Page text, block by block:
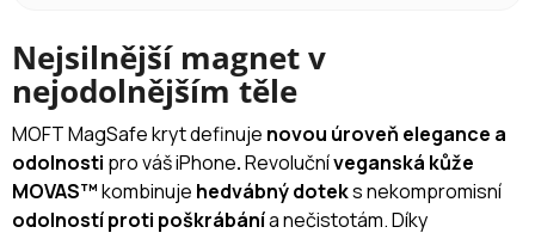
Nejsilnější magnet v
nejodolnějším těle
MOFT MagSafe kryt definuje novou úroveň elegance a
odolnosti pro váš iPhone.Revolučníveganská kůže
MOVAS™kombinuje hedvábný doteks nekompromisní
odolností proti poškrábánía nečistotám. Díky